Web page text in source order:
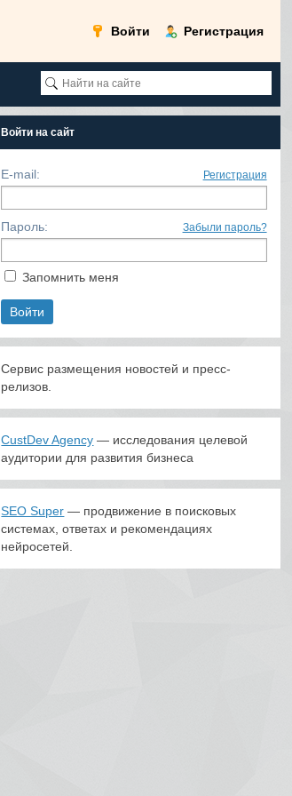
Войти Регистрация
Войти на сайт
E-mail: Регистрация
Пароль: Забыли пароль?
Запомнить меня
Сервис размещения новостей и пресс-
релизов.
CustDev Agency — исследования целевой
аудитории для развития бизнеса
SEO Super — продвижение в поисковых
системах, ответах и рекомендациях
нейросетей.